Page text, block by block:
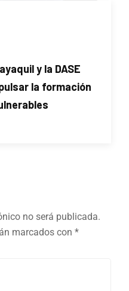
y la DASE
la formación
no será publicada.
marcados con *